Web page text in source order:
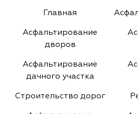
Главная
Асфальтирование
дворов
Асфальтирование
дачного участка
Строительство дорог